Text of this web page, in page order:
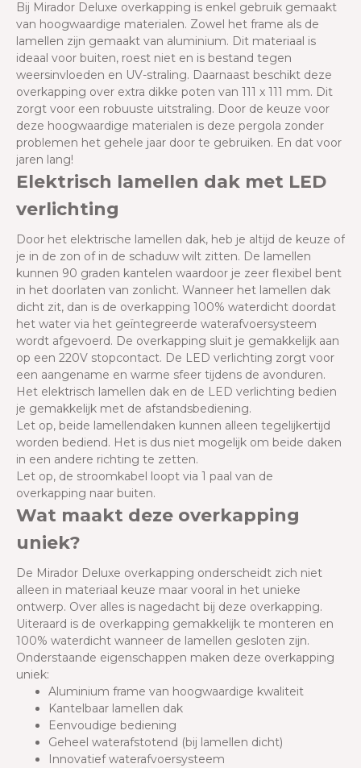
Bij Mirador Deluxe overkapping is enkel gebruik gemaakt
van hoogwaardige materialen. Zowel het frame als de
lamellen zijn gemaakt van aluminium. Dit materiaal is
ideaal voor buiten, roest niet en is bestand tegen
weersinvloeden en UV-straling. Daarnaast beschikt deze
overkapping over extra dikke poten van 111 x 111 mm. Dit
zorgt voor een robuuste uitstraling. Door de keuze voor
deze hoogwaardige materialen is deze pergola zonder
problemen het gehele jaar door te gebruiken. En dat voor
jaren lang!
Elektrisch lamellen dak met LED
verlichting
Door het elektrische lamellen dak, heb je altijd de keuze of
je in de zon of in de schaduw wilt zitten. De lamellen
kunnen 90 graden kantelen waardoor je zeer flexibel bent
in het doorlaten van zonlicht. Wanneer het lamellen dak
dicht zit, dan is de overkapping 100% waterdicht doordat
het water via het geïntegreerde waterafvoersysteem
wordt afgevoerd. De overkapping sluit je gemakkelijk aan
op een 220V stopcontact. De LED verlichting zorgt voor
een aangename en warme sfeer tijdens de avonduren.
Het elektrisch lamellen dak en de LED verlichting bedien
je gemakkelijk met de afstandsbediening.
Let op, beide lamellendaken kunnen alleen tegelijkertijd
worden bediend. Het is dus niet mogelijk om beide daken
in een andere richting te zetten.
Let op, de stroomkabel loopt via 1 paal van de
overkapping naar buiten.
Wat maakt deze overkapping
uniek?
De Mirador Deluxe overkapping onderscheidt zich niet
alleen in materiaal keuze maar vooral in het unieke
ontwerp. Over alles is nagedacht bij deze overkapping.
Uiteraard is de overkapping gemakkelijk te monteren en
100% waterdicht wanneer de lamellen gesloten zijn.
Onderstaande eigenschappen maken deze overkapping
uniek:
Aluminium frame van hoogwaardige kwaliteit
Kantelbaar lamellen dak
Eenvoudige bediening
Geheel waterafstotend (bij lamellen dicht)
Innovatief waterafvoersysteem